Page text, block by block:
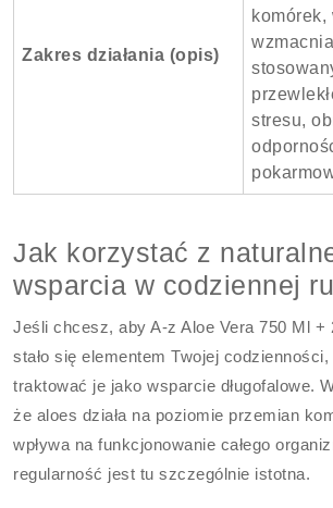
Zakres działania (opis)
komórek,
stresu,
Jak korzystać z
wsparcia w codziennej
Jeśli chcesz, aby A-z Aloe Vera 750 Ml +
stało się elementem Twojej codzienności,
traktować je jako wsparcie długofalowe.
że aloes działa na poziomie przemian
wpływa na funkcjonowanie całego
regularność jest tu szczególnie istotna.